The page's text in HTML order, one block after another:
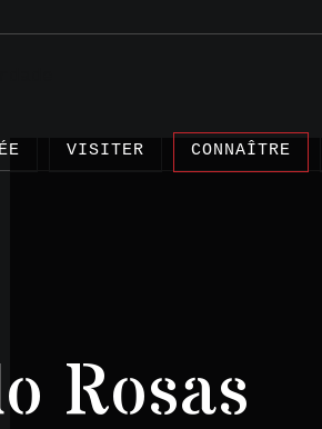
VISITER CONNAÎTRE
Rosas